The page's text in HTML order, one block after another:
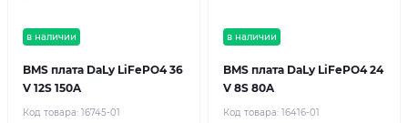
в наличии
BMS плата DaLy LiFePO4 36
V 12S 150A
Код товара: 16745-01
в наличии
BMS плата DaLy LiFePO4 24
V 8S 80A
Код товара: 16416-01